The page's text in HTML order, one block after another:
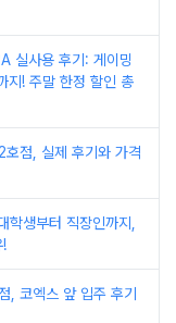
실사용 후기: 게이밍
! 주말 한정 할인 총
호점, 실제 후기와 가격
생부터 직장인까지,
!
, 코엑스 앞 입주 후기